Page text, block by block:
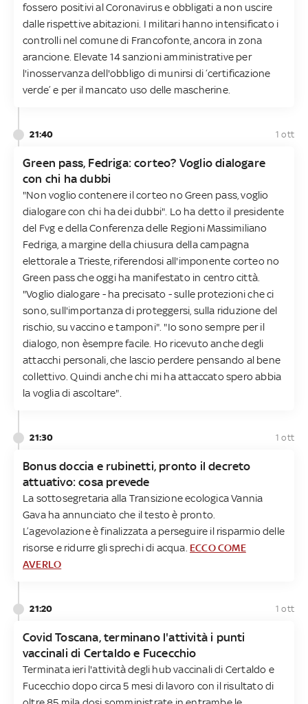
fossero positivi al Coronavirus e obbligati a non uscire
dalle rispettive abitazioni. I militari hanno intensificato i
controlli nel comune di Francofonte, ancora in zona
arancione. Elevate 14 sanzioni amministrative per
l'inosservanza dell'obbligo di munirsi di ‘certificazione
verde’ e per il mancato uso delle mascherine.
21:40 1 ott
Green pass, Fedriga: corteo? Voglio dialogare
con chi ha dubbi
"Non voglio contenere il corteo no Green pass, voglio
dialogare con chi ha dei dubbi". Lo ha detto il presidente
del Fvg e della Conferenza delle Regioni Massimiliano
Fedriga, a margine della chiusura della campagna
elettorale a Trieste, riferendosi all'imponente corteo no
Green pass che oggi ha manifestato in centro città.
"Voglio dialogare - ha precisato - sulle protezioni che ci
sono, sull'importanza di proteggersi, sulla riduzione del
rischio, su vaccino e tamponi". "Io sono sempre per il
dialogo, non èsempre facile. Ho ricevuto anche degli
attacchi personali, che lascio perdere pensando al bene
collettivo. Quindi anche chi mi ha attaccato spero abbia
la voglia di ascoltare".
21:30 1 ott
Bonus doccia e rubinetti, pronto il decreto
attuativo: cosa prevede
La sottosegretaria alla Transizione ecologica Vannia
Gava ha annunciato che il testo è pronto.
L’agevolazione è finalizzata a perseguire il risparmio delle
risorse e ridurre gli sprechi di acqua. ECCO COME
AVERLO
21:20 1 ott
Covid Toscana, terminano l'attività i punti
vaccinali di Certaldo e Fucecchio
Terminata ieri l'attività degli hub vaccinali di Certaldo e
Fucecchio dopo circa 5 mesi di lavoro con il risultato di